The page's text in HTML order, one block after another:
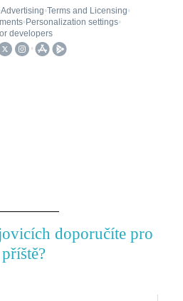
doporučíte pro
příště?